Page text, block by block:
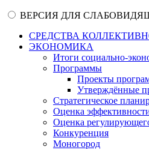
ВЕРСИЯ ДЛЯ
СРЕДСТВА
ЭКОНОМИКА
Итоги социально-
Программы
Проекты
Утверждённые
Стратегическое
Оценка
Оценка
Конкуренция
Моногород